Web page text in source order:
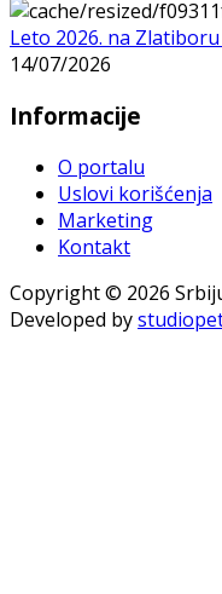
Leto 2026. na
14/07/2026
Informacije
O portalu
Uslovi korišćenja
Marketing
Kontakt
Copyright © 2026
Developed by